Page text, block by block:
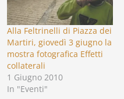
Alla Feltrinelli di Piazza dei
Martiri, giovedì 3 giugno la
mostra fotografica Effetti
collaterali
1 Giugno 2010
In "Eventi"